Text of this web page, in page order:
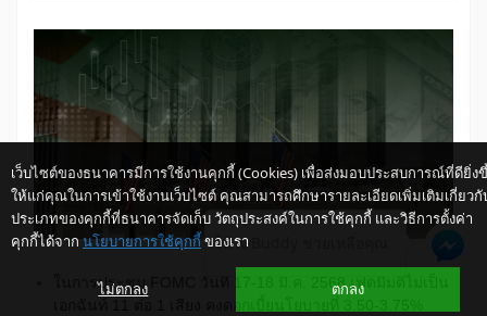
ในการประชุม FOMC วันที่ 17-18 มี.ค. 2568 เฟดมีมติไม่เป็น
เว็บไซต์ของธนาคารมีการใช้งานคุกกี้ (Cookies) เพื่อส่งมอบประสบการณ์ที่ดียิ่ง
ให้แก่คุณในการเข้าใช้งานเว็บไซต์ คุณสามารถศึกษารายละเอียดเพิ่มเติมเกี่ยวกั
ประเภทของคุกกี้ที่ธนาคารจัดเก็บ วัตถุประสงค์ในการใช้คุกกี้ และวิธีการตั้งค่า
คุกกี้ได้จาก นโยบายการใช้คุกกี้ ของเรา
ไม่ตกลง ตกลง
ให้ K-Buddy ช่วยเหลือคุณ